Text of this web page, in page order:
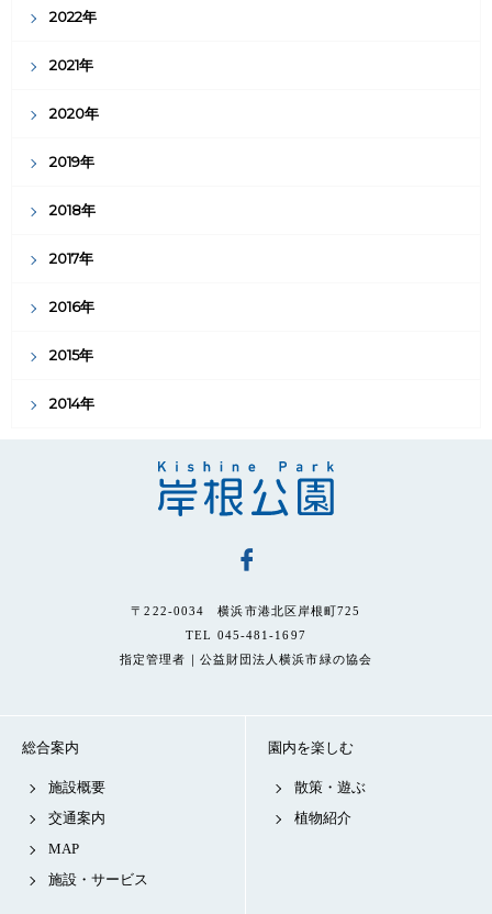
2022年
2021年
2020年
2019年
2018年
2017年
2016年
2015年
2014年
〒222-0034 横浜市港北区岸根町725
TEL 045-481-1697
指定管理者｜公益財団法人横浜市緑の協会
総合案内
施設概要
交通案内
MAP
施設・サービス
園内を楽しむ
散策・遊ぶ
植物紹介